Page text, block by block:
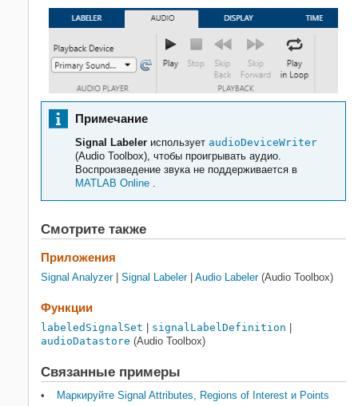
Примечание
Signal Labeler использует audioDeviceWriter
(Audio Toolbox), чтобы проигрывать аудио.
Воспроизведение звука не поддерживается в
MATLAB Online .
Смотрите также
Приложения
Signal Analyzer| Signal Labeler| Audio Labeler(Audio Toolbox)
Функции
labeledSignalSet signalLabelDefinition
audioDatastore (Audio Toolbox)
Связанные примеры
Маркируйте Signal Attributes, Regions of Interest и Points